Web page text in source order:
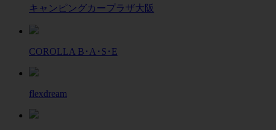
キャンピングカープラザ大阪
COROLLA B･A･S･E
flexdream